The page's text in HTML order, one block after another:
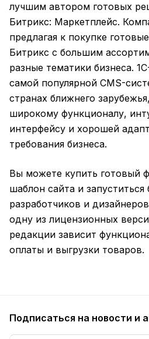
лучшим автором готовых
Битрикс: Маркетплейс.
предлагая к покупке
Битрикс с большим
разные тематики бизнеса.
самой популярной CMS-
странах ближнего
широкому функционалу,
интерфейсу и хорошей
требования бизнеса.
Вы можете купить готовый
шаблон сайта и запуститься
разработчиков и
одну из лицензионных
редакции зависит
оплаты и выгрузки товаров.
Подписаться на новости и